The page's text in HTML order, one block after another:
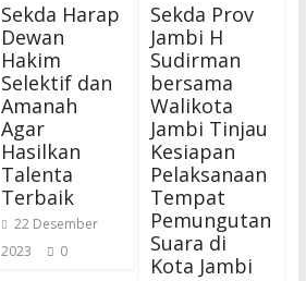
Sekda Harap
Dewan
Hakim
Selektif dan
Amanah
Agar
Hasilkan
Talenta
Terbaik
22 Desember
2023
0
Sekda Prov
Jambi H
Sudirman
bersama
Walikota
Jambi Tinjau
Kesiapan
Pelaksanaan
Tempat
Pemungutan
Suara di
Kota Jambi